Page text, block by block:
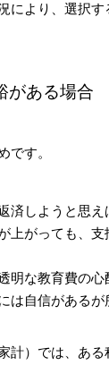
により、選択
がある場合
です。
済しようと思え
上がっても、
明な教育費の心
は自信がある
計）では、あ